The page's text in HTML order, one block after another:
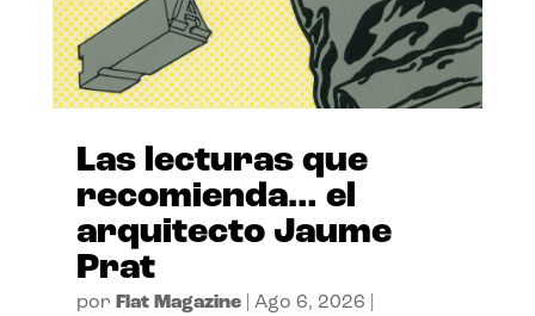
Las lecturas que
recomienda… el
arquitecto Jaume
Prat
por Flat Magazine| Ago 6, 2026